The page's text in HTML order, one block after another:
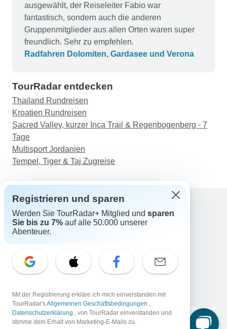
ausgewählt, der Reiseleiter Fabio war
fantastisch, sondern auch die anderen
Gruppenmitglieder aus allen Orten waren super
freundlich. Sehr zu empfehlen.
Radfahren Dolomiten, Gardasee und Verona
TourRadar entdecken
Thailand Rundreisen
Kroatien Rundreisen
Sacred Valley, kurzer Inca Trail & Regenbogenberg - 7
Tage
Multisport Jordanien
Tempel, Tiger & Taj Zugreise
Support
Kontakt
Schweiz +41 225 183 195
E-Mail: support@tourradar.com
EN DE ES FR NL
Copyright © TourRadar. Alle Rechte vorbehalten.
Registrieren und sparen
Werden Sie TourRadar+ Mitglied und sparen
Sie bis zu 7% auf alle 50.000 unserer
Abenteuer.
Mit der Registrierung erkläre ich mich einverstanden mit
TourRadar'sAllgemeinen Geschäftsbedingungen ,
Datenschutzerklärung , von TourRadar einverstanden und
stimme dem Erhalt von Marketing-E-Mails zu.